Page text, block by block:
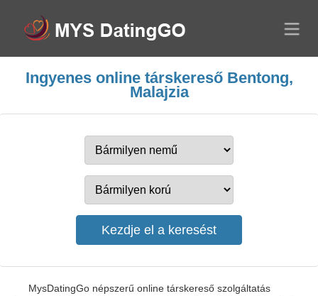
Ingyenes online társkereső Bentong,
Malajzia
MysDatingGo népszerű online társkereső szolgáltatás